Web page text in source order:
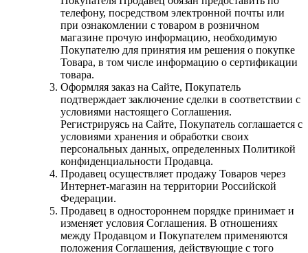
телефону, посредством электронной почты или
при ознакомлении с товаром в розничном
магазине прочую информацию, необходимую
Покупателю для принятия им решения о покупке
Товара, в том числе информацию о сертификации
товара.
Оформляя заказ на Сайте, Покупатель
подтверждает заключение сделки в соответствии с
условиями настоящего Соглашения.
Регистрируясь на Сайте, Покупатель соглашается с
условиями хранения и обработки своих
персональных данных, определенных Политикой
конфиденциальности Продавца.
Продавец осуществляет продажу Товаров через
Интернет-магазин на территории Российской
Федерации.
Продавец в одностороннем порядке принимает и
изменяет условия Соглашения. В отношениях
между Продавцом и Покупателем применяются
положения Соглашения, действующие с того